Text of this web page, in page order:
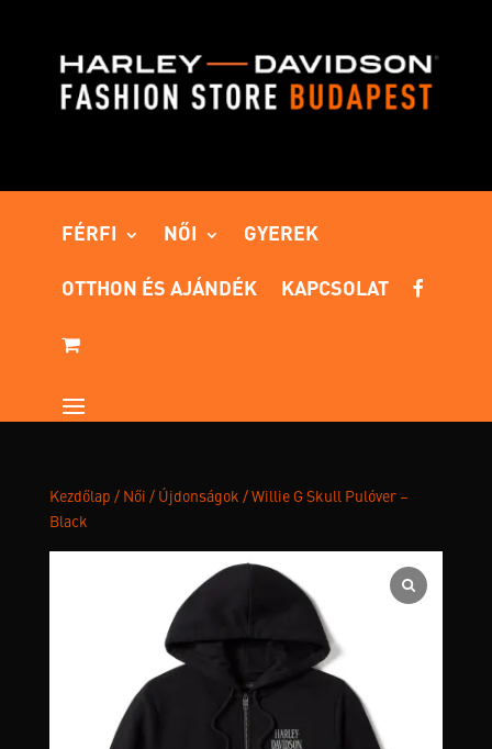
FÉRFI NŐI GYEREK
OTTHON ÉS AJÁNDÉK KAPCSOLAT
Kezdőlap / Női / Újdonságok / Willie G Skull Pulóver –
Black